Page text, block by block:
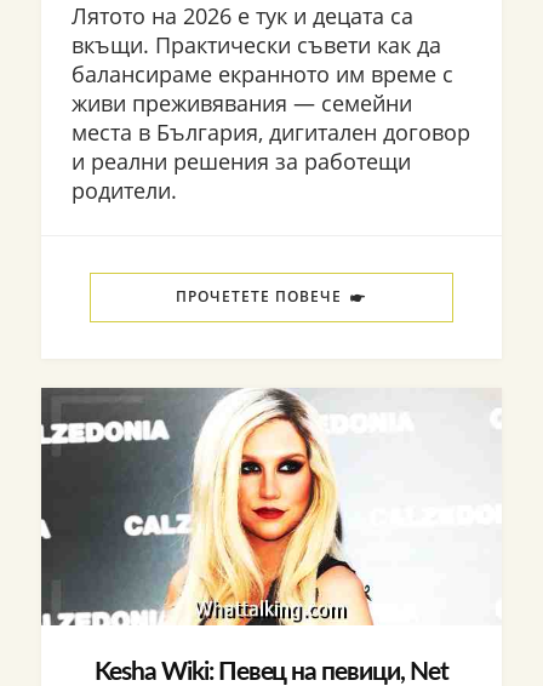
Лятото на 2026 е тук и децата са
вкъщи. Практически съвети как да
балансираме екранното им време с
живи преживявания — семейни
места в България, дигитален договор
и реални решения за работещи
родители.
ПРОЧЕТЕТЕ ПОВЕЧЕ
Kesha Wiki: Певец на певици, Net